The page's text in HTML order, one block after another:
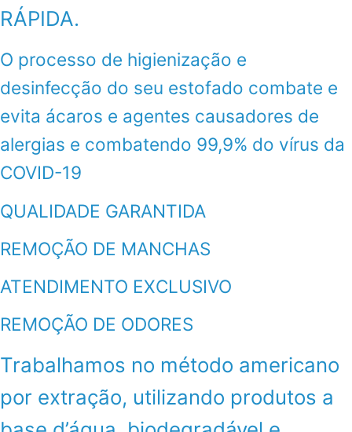
RÁPIDA.
O processo de higienização e
desinfecção do seu estofado combate e
evita ácaros e agentes causadores de
alergias e combatendo 99,9% do vírus da
COVID-19
QUALIDADE GARANTIDA
REMOÇÃO DE MANCHAS
ATENDIMENTO EXCLUSIVO
REMOÇÃO DE ODORES
Trabalhamos no método americano
por extração, utilizando produtos a